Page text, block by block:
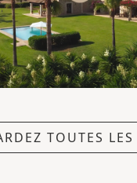
TOUTES